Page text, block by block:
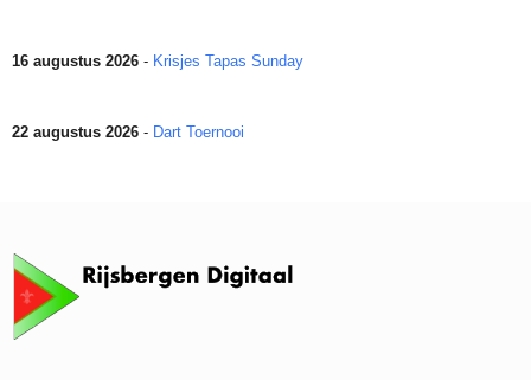
16 augustus 2026 - Krisjes Tapas Sunday
22 augustus 2026 - Dart Toernooi